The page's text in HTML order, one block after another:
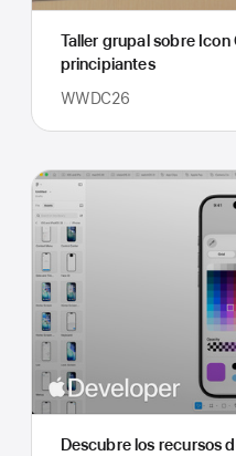
Taller grupal sobre
principiantes
WWDC26
Descubre los recursos